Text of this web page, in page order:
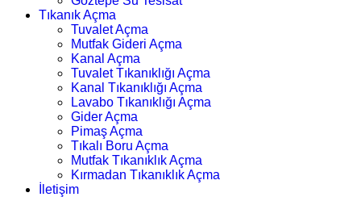
Tıkanık Açma
Tuvalet Açma
Mutfak Gideri Açma
Kanal Açma
Tuvalet Tıkanıklığı Açma
Kanal Tıkanıklığı Açma
Lavabo Tıkanıklığı Açma
Gider Açma
Pimaş Açma
Tıkalı Boru Açma
Mutfak Tıkanıklık Açma
Kırmadan Tıkanıklık Açma
İletişim